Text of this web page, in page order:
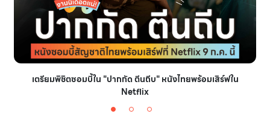
เตรียมพิชิตซอมบี้ใน "ปากกัด ตีนถีบ" หนังไทยพร้อมเสิร์ฟใน
Netflix